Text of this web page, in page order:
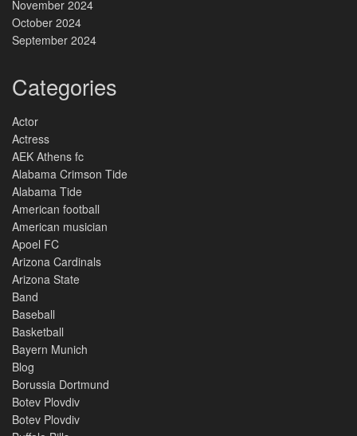
November 2024
October 2024
September 2024
Categories
Actor
Actress
AEK Athens fc
Alabama Crimson Tide
Alabama Tide
American football
American musician
Apoel FC
Arizona Cardinals
Arizona State
Band
Baseball
Basketball
Bayern Munich
Blog
Borussia Dortmund
Botev Plovdiv
Botev Plovdiv